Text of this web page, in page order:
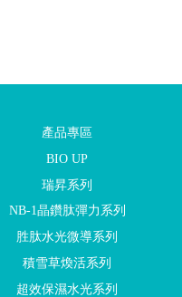
產品專區
BIO UP
瑞昇系列
NB-1晶鑽肽彈力系列
胜肽水光微導系列
積雪草煥活系列
超效保濕水光系列